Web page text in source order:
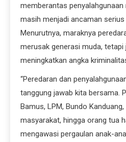
memberantas penyalahgunaan
masih menjadi ancaman serius
Menurutnya, maraknya
merusak generasi muda, tetapi
meningkatkan angka
“Peredaran dan
tanggung jawab kita bersama.
Bamus, LPM, Bundo
masyarakat, hingga orang tua
mengawasi pergaulan anak-